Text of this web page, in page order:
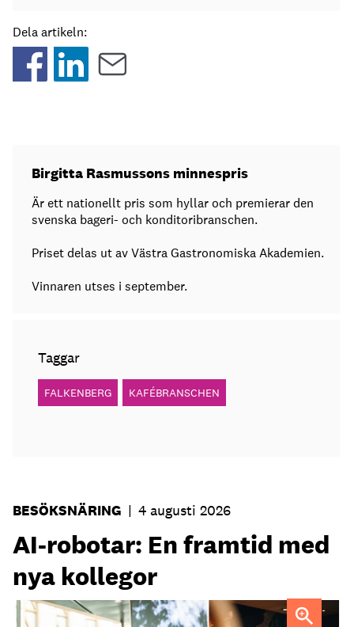
Dela artikeln:
Birgitta Rasmussons minnespris
Är ett nationellt pris som hyllar och premierar den
svenska bageri- och konditoribranschen.
Priset delas ut av Västra Gastronomiska Akademien.
Vinnaren utses i september.
Taggar
FALKENBERG KAFÉBRANSCHEN
BESÖKSNÄRING | 4 augusti 2026
AI-robotar: En framtid med
nya kollegor
Professor Kristina Palm FOTO: Theresia ViskaFOTO: